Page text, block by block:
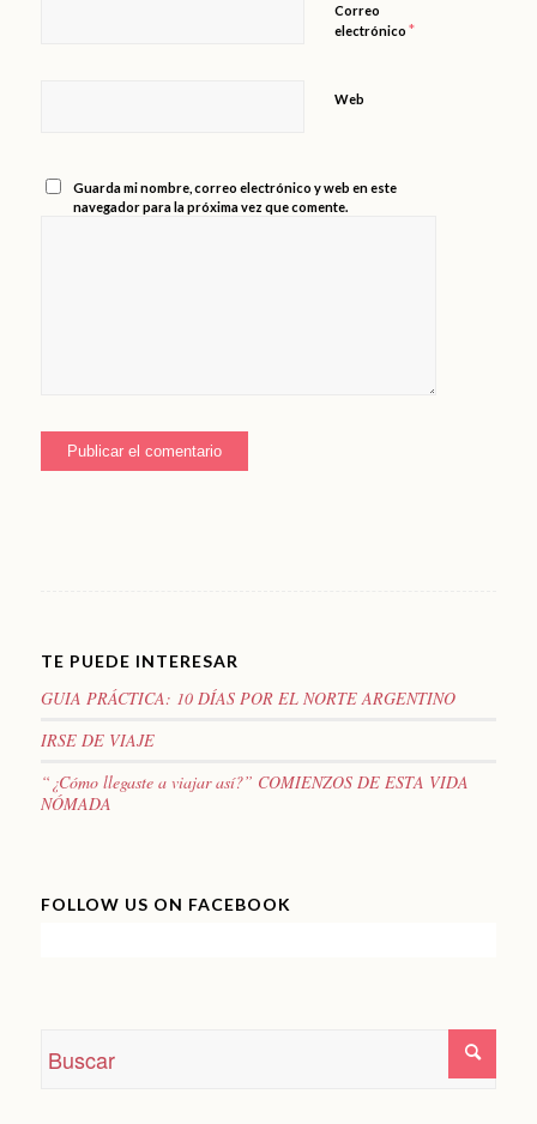
Correo
electrónico *
Web
Guarda mi nombre, correo electrónico y web en este
navegador para la próxima vez que comente.
TE PUEDE INTERESAR
GUIA PRÁCTICA: 10 DÍAS POR EL NORTE ARGENTINO
IRSE DE VIAJE
“¿Cómo llegaste a viajar así?” COMIENZOS DE ESTA VIDA
NÓMADA
FOLLOW US ON FACEBOOK